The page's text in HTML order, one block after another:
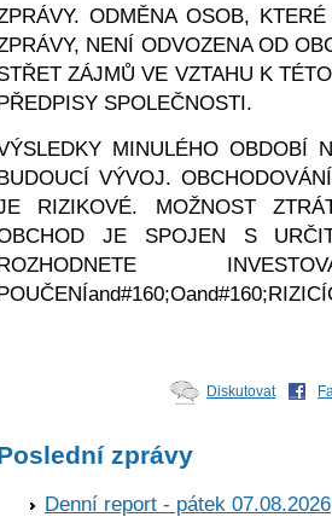
ODMĚNA OSOB,
NENÍ ODVOZENA OD
ZÁJMŮ VE VZTAHU K
SPOLEČNOSTI.
MINULÉHO OBDOBÍ
VÝVOJ.
RIZIKOVÉ. MOŽNOST
JE SPOJEN S
Diskutovat
zprávy
Denní report - pátek 07.08.2026